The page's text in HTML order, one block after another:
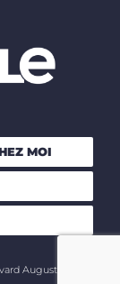
MOI
Auguste Blanqui -